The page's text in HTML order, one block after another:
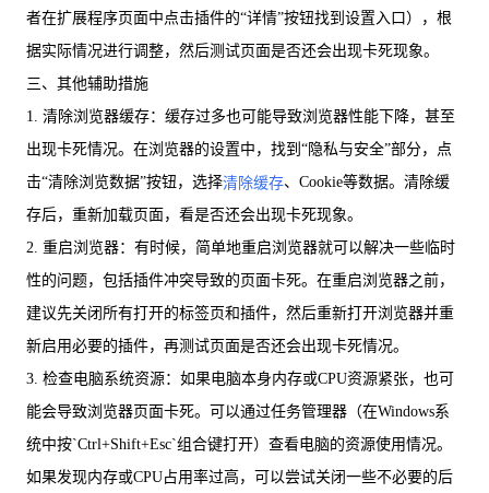
者在扩展程序页面中点击插件的“详情”按钮找到设置入口），根
据实际情况进行调整，然后测试页面是否还会出现卡死现象。
三、其他辅助措施
1. 清除浏览器缓存：缓存过多也可能导致浏览器性能下降，甚至
出现卡死情况。在浏览器的设置中，找到“隐私与安全”部分，点
击“清除浏览数据”按钮，选择清除缓存、Cookie等数据。清除缓
存后，重新加载页面，看是否还会出现卡死现象。
2. 重启浏览器：有时候，简单地重启浏览器就可以解决一些临时
性的问题，包括插件冲突导致的页面卡死。在重启浏览器之前，
建议先关闭所有打开的标签页和插件，然后重新打开浏览器并重
新启用必要的插件，再测试页面是否还会出现卡死情况。
3. 检查电脑系统资源：如果电脑本身内存或CPU资源紧张，也可
能会导致浏览器页面卡死。可以通过任务管理器（在Windows系
统中按`Ctrl+Shift+Esc`组合键打开）查看电脑的资源使用情况。
如果发现内存或CPU占用率过高，可以尝试关闭一些不必要的后